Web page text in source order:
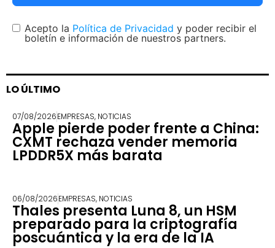
Acepto la Política de Privacidad y poder recibir el
boletín e información de nuestros partners.
LO ÚLTIMO
07/08/2026EMPRESAS, NOTICIAS
Apple pierde poder frente a China:
CXMT rechaza vender memoria
LPDDR5X más barata
06/08/2026EMPRESAS, NOTICIAS
Thales presenta Luna 8, un HSM
preparado para la criptografía
poscuántica y la era de la IA